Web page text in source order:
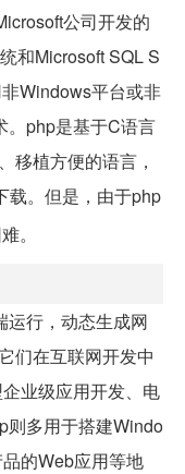
公司开发的
和Microsoft SQL S
Windows平台或非
。php是基于C语言
移植方便的语言，
载。但是，由于php
。
运行，动态生成网
们在互联网开发中
业级应用开发、电
则多用于搭建Windo
的Web应用等地